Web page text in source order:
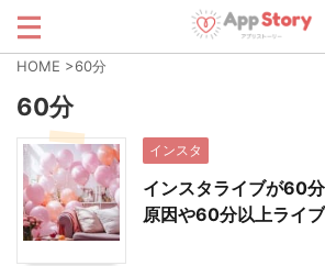
HOME >60分
60分
インスタ
インスタライブが60
原因や60分以上ライ